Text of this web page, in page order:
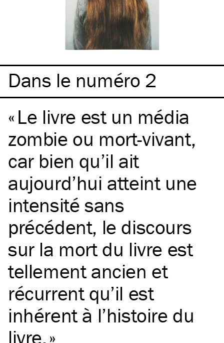
Dans le numéro 2
Le livre est un média
zombie ou mort-vivant,
car bien qu’il ait
aujourd’hui atteint une
intensité sans
précédent, le discours
sur la mort du livre est
tellement ancien et
récurrent qu’il est
inhérent à l’histoire du
livre.